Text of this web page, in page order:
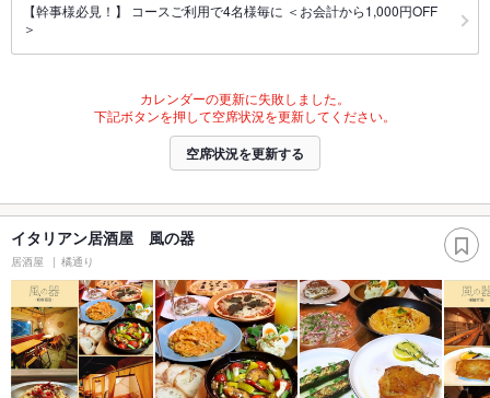
【幹事様必見！】 コースご利用で4名様毎に ＜お会計から1,000円OFF
＞
カレンダーの更新に失敗しました。
下記ボタンを押して空席状況を更新してください。
空席状況を更新する
イタリアン居酒屋 風の器
居酒屋 橘通り